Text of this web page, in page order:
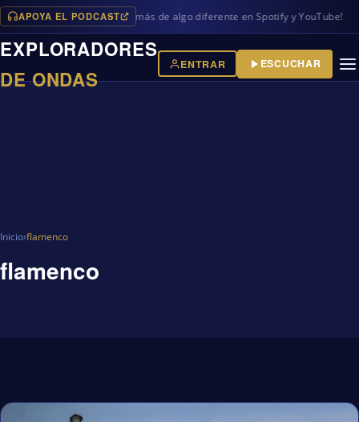
APOYA EL PODCAST
en iVoox, además de algo diferente en Spotify y YouTube!
EXPLORADORES
DE ONDAS
ENTRAR ESCUCHAR
Inicio›flamenco
flamenco